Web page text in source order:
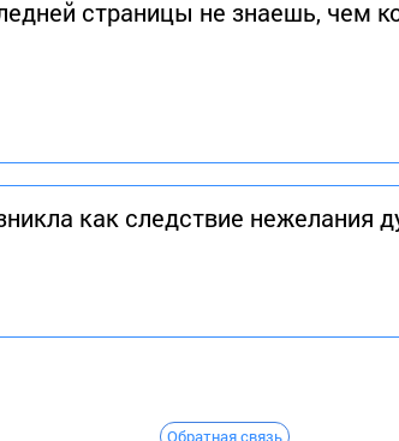
страницы не знаешь, чем
как следствие нежелания
Обратная связь